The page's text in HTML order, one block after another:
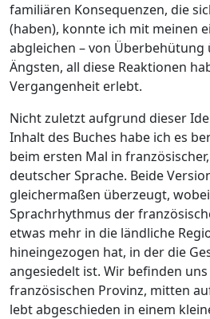
familiären Konsequenzen, die
(haben), konnte ich mit meinen
abgleichen – von Überbehütung
Ängsten, all diese Reaktionen
Vergangenheit erlebt.
Nicht zuletzt aufgrund dieser
Inhalt des Buches habe ich es
beim ersten Mal in
deutscher Sprache. Beide
gleichermaßen überzeugt,
Sprachrhythmus der
etwas mehr in die ländliche
hineingezogen hat, in der die
angesiedelt ist. Wir befinden
französischen Provinz, mitten
lebt abgeschieden in einem